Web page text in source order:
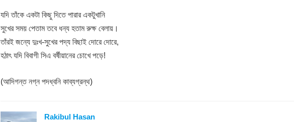
যদি তাঁকে একটা কিছু দিতে পারার একটুখানি
সুখের সময় পেতাম তবে ধন্য হতাম রুক্ষ বেলায়।
তাঁরই জন্যে দুঃখ-সুখের পদ্য বিছাই দোরে দোরে,
হঠাৎ যদি বিবাগী সিএ বর্ষীয়ানের চোখে পড়ে!
(আদিগন্ত নগ্ন পদধ্বনি কাব্যগ্রন্থ)
Rakibul Hasan